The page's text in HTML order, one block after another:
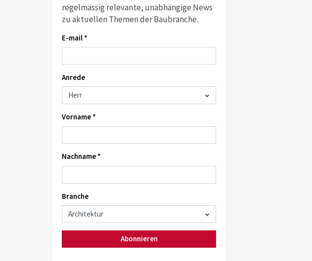
regelmässig relevante, unabhängige News
zu aktuellen Themen der Baubranche.
E-mail *
Anrede
Vorname *
Nachname *
Branche
Abonnieren